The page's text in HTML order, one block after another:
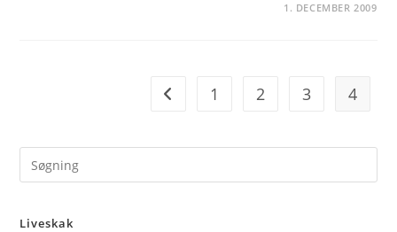
1. DECEMBER 2009
Go to the previous page
1 2 3 4
Liveskak